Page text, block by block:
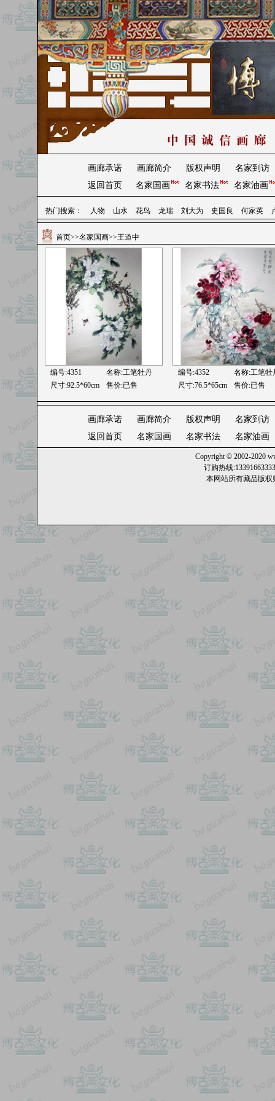
画廊承诺 画廊简介 版权声明
名家到访
返回首页
名家国画 名家书法 名家油画
热门搜索： 人物 山水 花鸟 龙瑞 刘大为 史国良 何家英
首页>>名家国画>>王道中
编号:4351
名称:工笔牡丹
尺寸:92.5*60cm
售价:已售
编号:4352
名称:工笔牡
尺寸:76.5*65cm
售价:已售
画廊承诺 画廊简介 版权声明
名家到访
返回首页
名家国画 名家书法 名家油画
Copyright © 2002-2020
订购热线
本网站所有藏品版